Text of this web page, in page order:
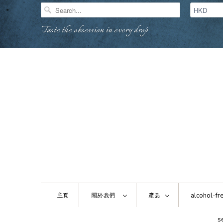
Taste the obsession in every drop
主頁 關於我們 產品 alcohol-